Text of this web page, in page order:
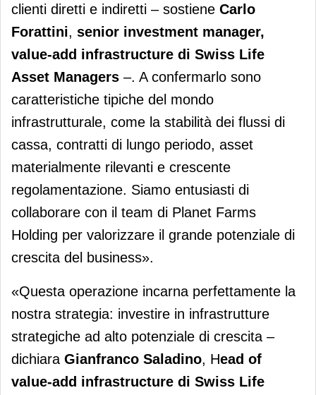
clienti diretti e indiretti – sostiene Carlo
Forattini, senior investment manager,
value-add infrastructure di Swiss Life
Asset Managers –. A confermarlo sono
caratteristiche tipiche del mondo
infrastrutturale, come la stabilità dei flussi di
cassa, contratti di lungo periodo, asset
materialmente rilevanti e crescente
regolamentazione. Siamo entusiasti di
collaborare con il team di Planet Farms
Holding per valorizzare il grande potenziale di
crescita del business».
«Questa operazione incarna perfettamente la
nostra strategia: investire in infrastrutture
strategiche ad alto potenziale di crescita –
dichiara Gianfranco Saladino, Head of
value-add infrastructure di Swiss Life